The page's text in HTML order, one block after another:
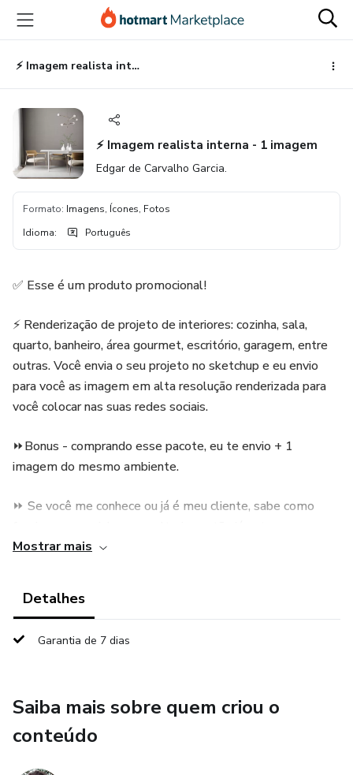
para
conteúdo
principal
para
pagamento
para
rodapé
⚡️ Imagem realista interna - 1 imagem
⚡️ Imagem realista interna - 1 imagem
Edgar de Carvalho Garcia.
Formato: Imagens, Ícones, Fotos
Idioma: Português
✅ Esse é um produto promocional!
⚡️ Renderização de projeto de interiores: cozinha, sala,
quarto, banheiro, área gourmet, escritório, garagem, entre
outras. Você envia o seu projeto no sketchup e eu envio
para você as imagem em alta resolução renderizada para
você colocar nas suas redes sociais.
⏩Bonus - comprando esse pacote, eu te envio + 1
imagem do mesmo ambiente.
⏩ Se você me conhece ou já é meu cliente, sabe como
casa.
tranquilo que já são 15 anos de caminhada para transmitir
projetos entregues...! Algo em torno de 30 mil horas de
trabalho, demonstrando um pouco da qualidade do serviço
Mostrar mais
Detalhes
Garantia de 7 dias
Saiba mais sobre quem criou o
conteúdo